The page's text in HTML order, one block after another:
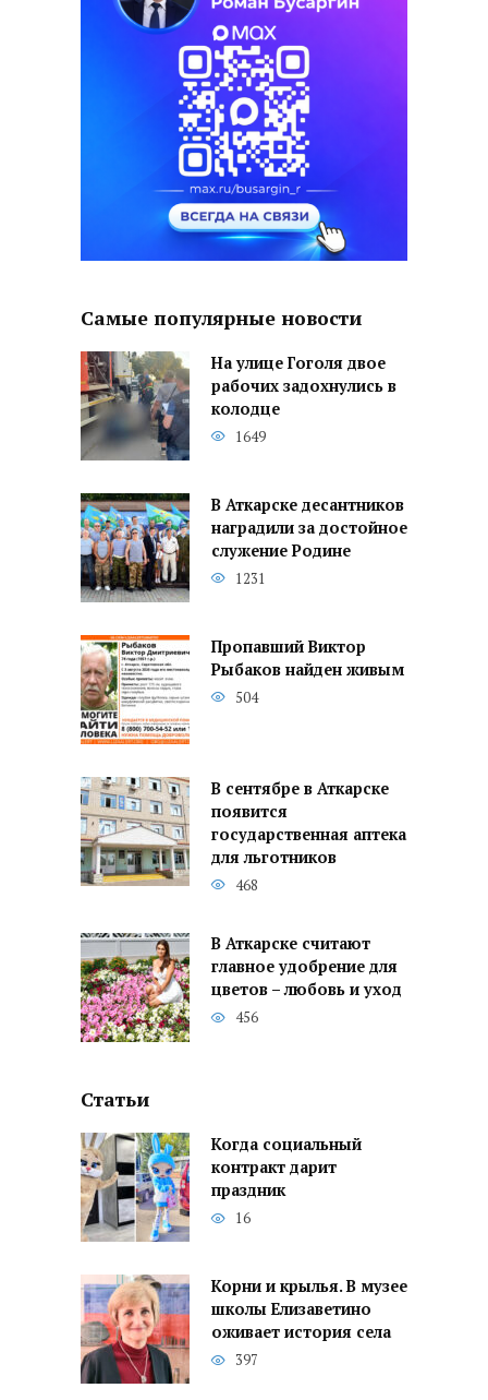
Самые популярные новости
На улице Гоголя двое
рабочих задохнулись в
колодце
1649
В Аткарске десантников
наградили за достойное
служение Родине
1231
Пропавший Виктор
Рыбаков найден живым
504
В сентябре в Аткарске
появится
государственная аптека
для льготников
468
В Аткарске считают
главное удобрение для
цветов – любовь и уход
456
Статьи
Когда социальный
контракт дарит
праздник
16
Корни и крылья. В музее
школы Елизаветино
оживает история села
397